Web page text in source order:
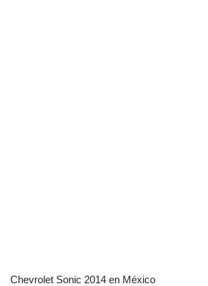
Chevrolet Sonic 2014 en México